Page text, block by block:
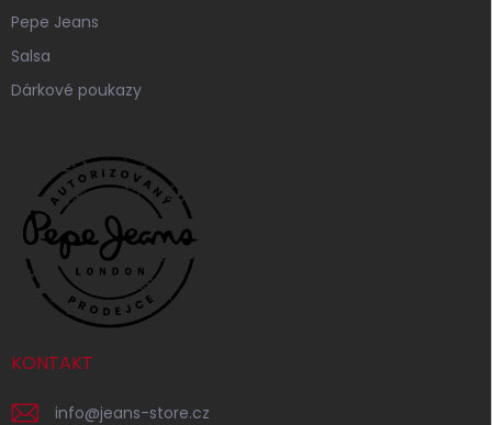
Pepe Jeans
Salsa
Dárkové poukazy
KONTAKT
info@jeans-store.cz